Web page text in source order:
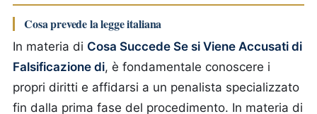
Cosa prevede la legge italiana
In materia di Cosa Succede Se si Viene Accusati di
Falsificazione di, è fondamentale conoscere i
propri diritti e affidarsi a un penalista specializzato
fin dalla prima fase del procedimento. In materia di